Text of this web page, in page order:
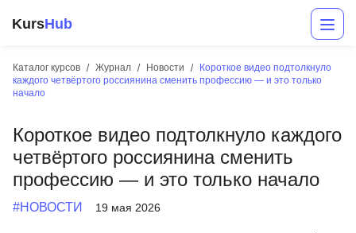
KursHub
Каталог курсов Журнал Новости
Короткое видео подтолкнуло
каждого четвёртого россиянина сменить профессию — и это только
начало
Короткое видео подтолкнуло каждого
четвёртого россиянина сменить
профессию — и это только начало
#НОВОСТИ 19 мая 2026